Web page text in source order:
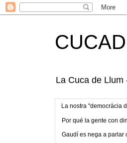
La Cuca de
La nostra "democràcia
Por qué la gente con
Gaudí es nega a parlar